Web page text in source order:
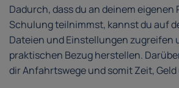
Dadurch, dass du an deinem eigenen
Schulung teilnimmst, kannst du auf
Dateien und Einstellungen zugreifen
praktischen Bezug herstellen.
dir Anfahrtswege und somit Zeit, Geld